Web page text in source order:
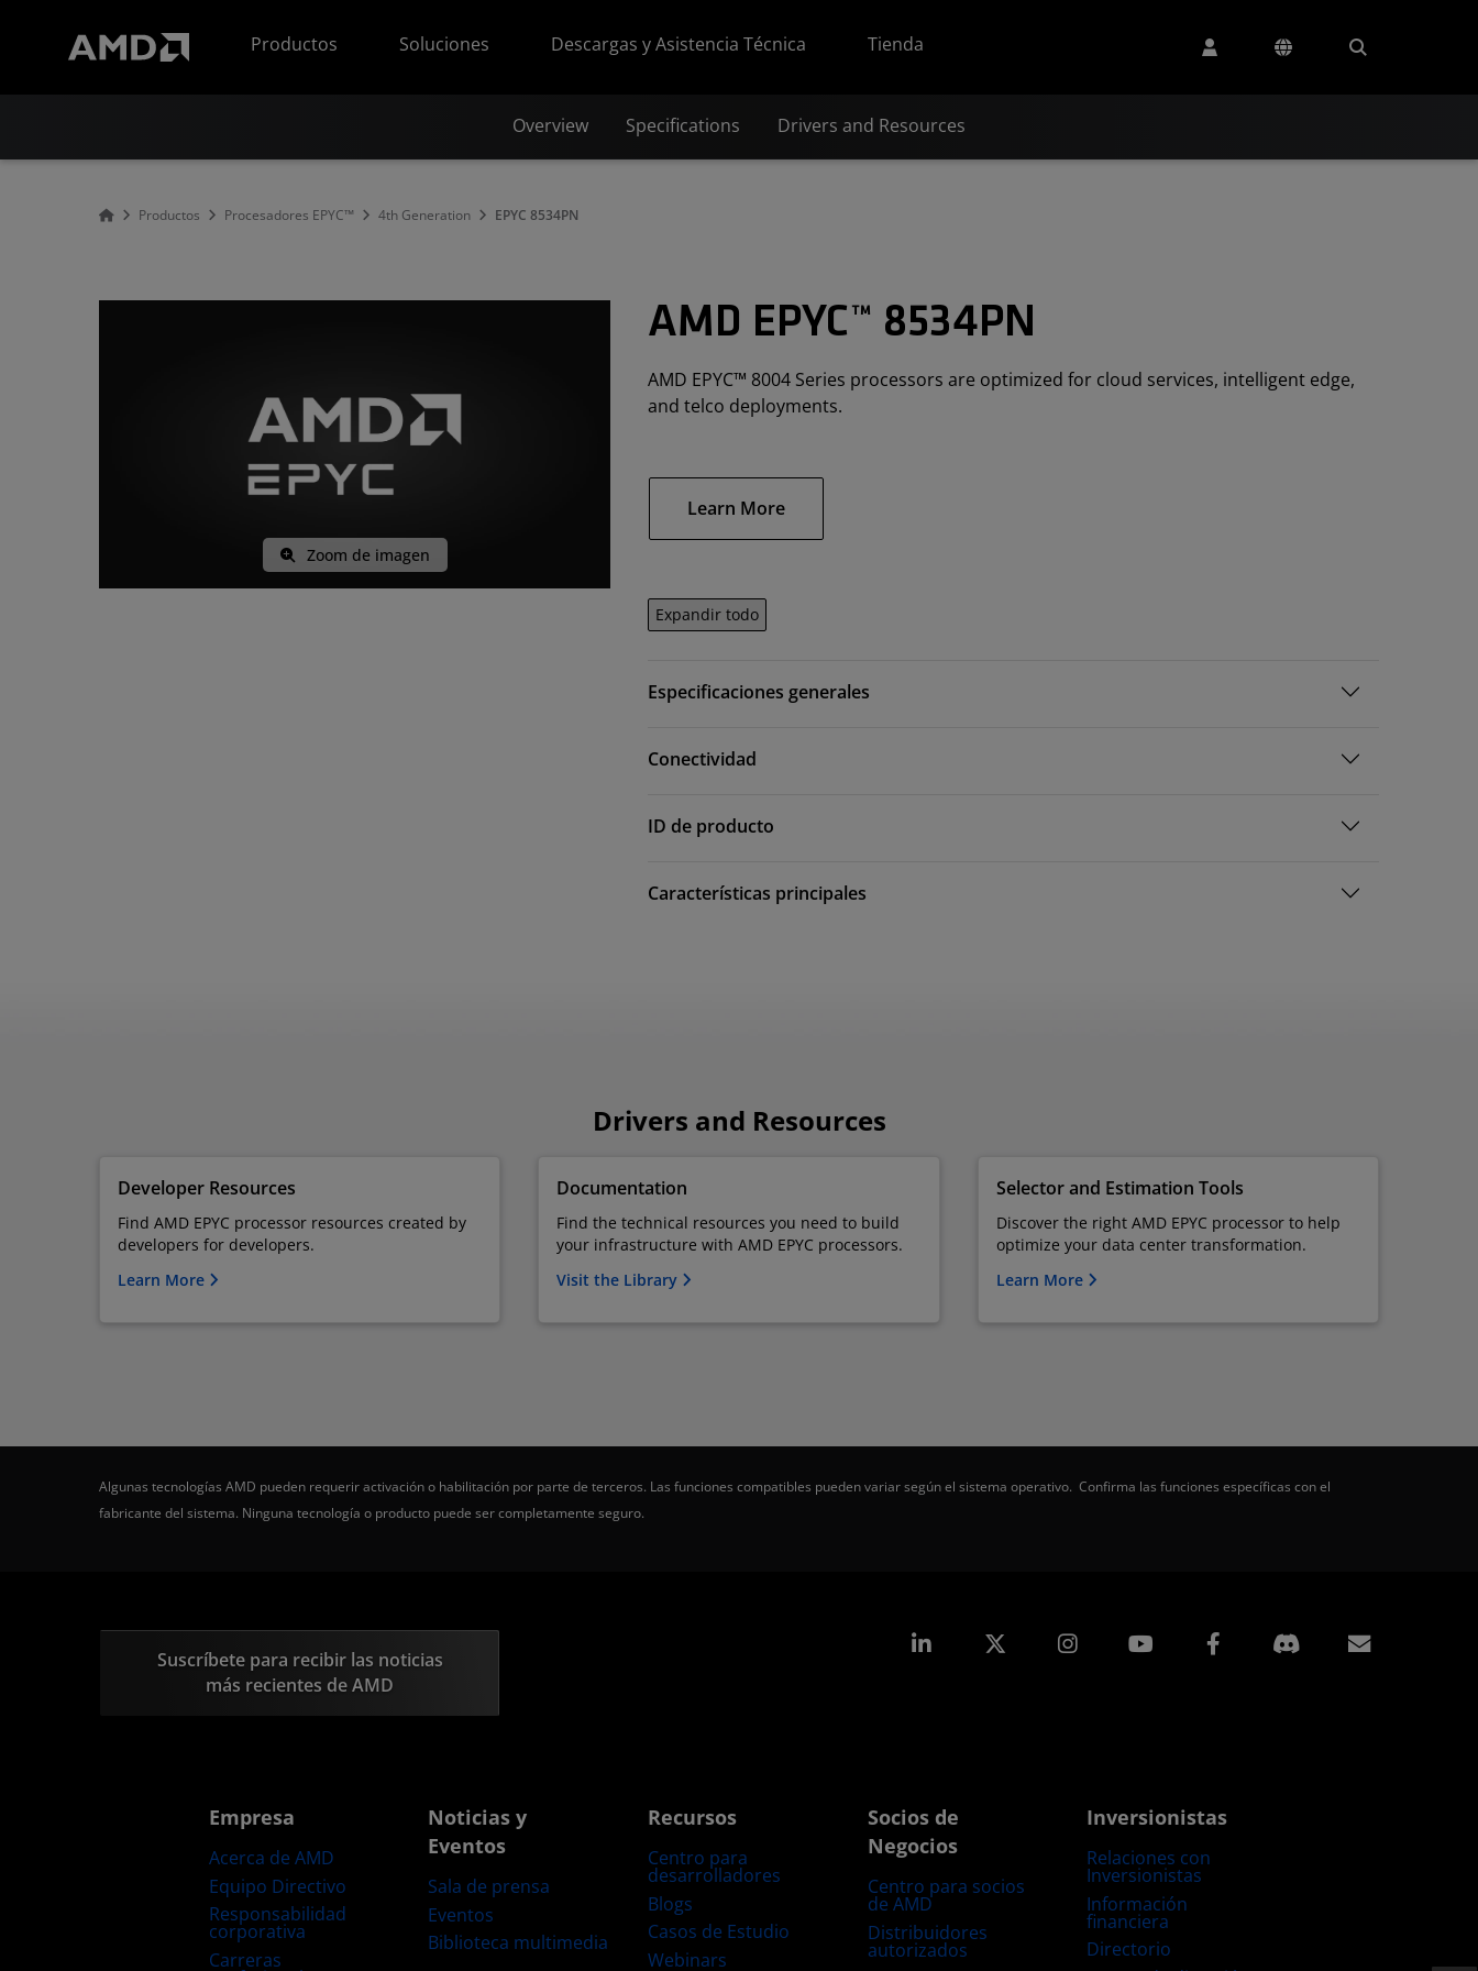
Productos
Soluciones Descargas y Asistencia Técnica Tienda
Overview Specifications Drivers and Resources
Productos Procesadores EPYC™ 4th Generation EPYC 8534PN
Zoom de imagen
AMD EPYC™ 8534PN
AMD EPYC™ 8004 Series processors are optimized for cloud services, intelligent edge,
and telco deployments.
Learn More
Expandir todo
Especificaciones generales
Conectividad
ID de producto
Características principales
Drivers and Resources
Developer Resources
Find AMD EPYC processor resources created by
developers for developers.
Learn More
Documentation
Find the technical resources you need to build
your infrastructure with AMD EPYC processors.
Visit the Library
Selector and Estimation Tools
Discover the right AMD EPYC processor to help
optimize your data center transformation.
Learn More
Algunas tecnologías AMD pueden requerir activación o habilitación por parte de terceros. Las funciones compatibles pueden variar según el sistema operativo. Confirma las funciones específicas con el
fabricante del sistema. Ninguna tecnología o producto puede ser completamente seguro.
Suscríbete para recibir las noticias
más recientes de AMD
LinkedIn Instagram Facebook
Empresa
Acerca de AMD
Equipo Directivo
Responsabilidad
corporativa
Carreras
Noticias y
Eventos
Sala de prensa
Eventos
Biblioteca multimedia
Recursos
Centro para
desarrolladores
Blogs
Casos de Estudio
Webinars
Socios de
Negocios
Centro para socios
de AMD
Distribuidores
autorizados
Inversionistas
Relaciones con
Inversionistas
Información
financiera
Directorio